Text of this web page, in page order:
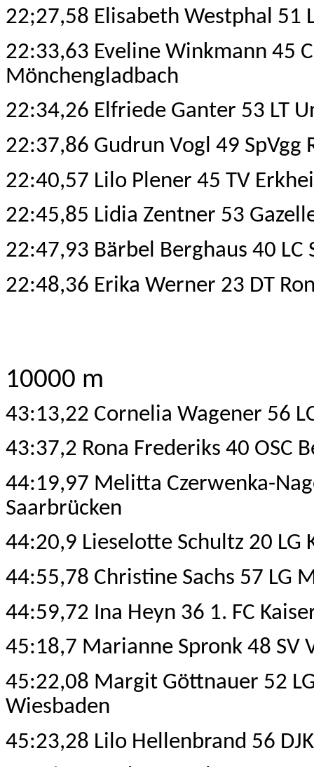
22;27,58 Elisabeth Westphal 51
22:33,63 Eveline Winkmann 45
Mönchengladbach
22:34,26 Elfriede Ganter 53 LT
22:37,86 Gudrun Vogl 49 SpVgg
22:40,57 Lilo Plener 45 TV
22:45,85 Lidia Zentner 53
22:47,93 Bärbel Berghaus 40
22:48,36 Erika Werner 23 DT
10000 m
43:13,22 Cornelia Wagener 56
43:37,2 Rona Frederiks 40 OSC
44:19,97 Melitta Czerwenka-
Saarbrücken
44:20,9 Lieselotte Schultz 20 LG
44:55,78 Christine Sachs 57 LG
44:59,72 Ina Heyn 36 1. FC
45:18,7 Marianne Spronk 48 SV
45:22,08 Margit Göttnauer 52
Wiesbaden
45:23,28 Lilo Hellenbrand 56